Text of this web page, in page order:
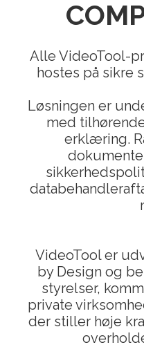
Alle VideoTool-
hostes på sikre
Løsningen er
med
erklæring.
VideoTool er
by Design og
styrelser,
private
der stiller høje